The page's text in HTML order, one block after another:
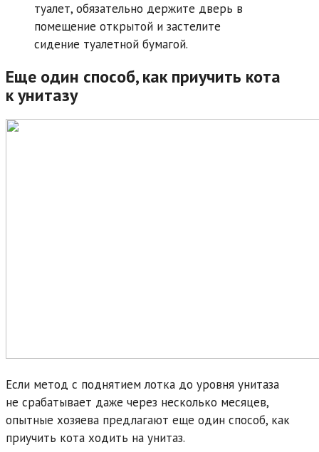
туалет, обязательно держите дверь в
помещение открытой и застелите
сидение туалетной бумагой.
Еще один способ, как приучить кота
к унитазу
Если метод с поднятием лотка до уровня унитаза
не срабатывает даже через несколько месяцев,
опытные хозяева предлагают еще один способ, как
приучить кота ходить на унитаз.